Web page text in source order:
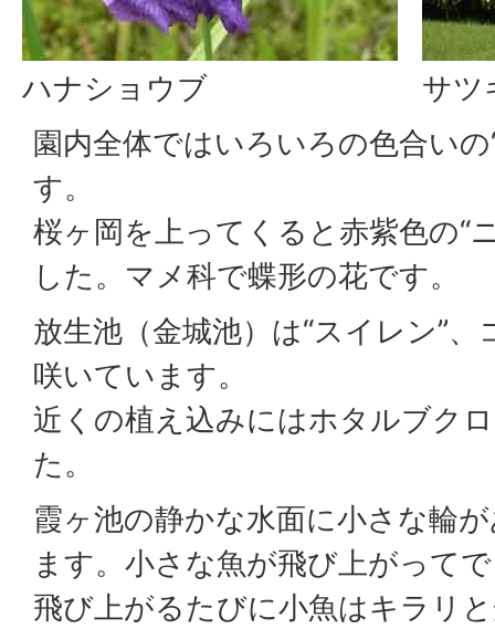
ハナショウブ
サツ
園内全体ではいろいろの色合い
す。
桜ヶ岡を上ってくると赤紫色の“
した。マメ科で蝶形の花です。
放生池（金城池）は“スイレン”
咲いています。
近くの植え込みにはホタルブク
た。
霞ヶ池の静かな水面に小さな輪
ます。小さな魚が飛び上がって
飛び上がるたびに小魚はキラリ